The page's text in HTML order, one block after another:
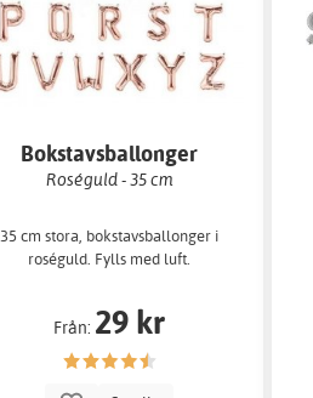
Bokstavsballonger
Roséguld - 35 cm
35 cm stora, bokstavsballonger i
roséguld. Fylls med luft.
Från: 29 kr